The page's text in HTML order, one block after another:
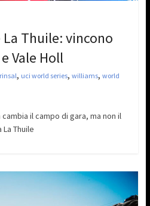
La Thuile: vincono
Vale Holl
, uci world series, williams, world
il campo di gara, ma non il
Thuile